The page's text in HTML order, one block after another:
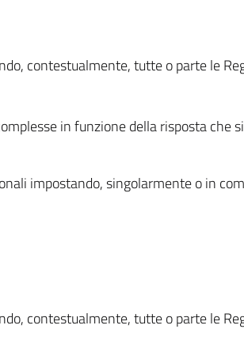
contestualmente, tutte o parte le
in funzione della risposta che
impostando, singolarmente o in
contestualmente, tutte o parte le